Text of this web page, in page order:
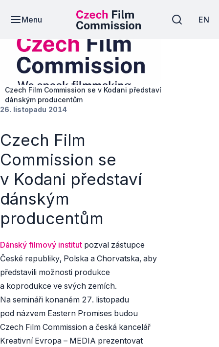
Menu EN
Novinky
Czech Film Commission se v Kodani představí
dánským producentům
26. listopadu 2014
Czech Film
Commission se
v Kodani představí
dánským
producentům
Dánský filmový institut pozval zástupce
České republiky, Polska a Chorvatska, aby
představili možnosti produkce
a koprodukce ve svých zemích.
Na semináři konaném 27. listopadu
pod názvem Eastern Promises budou
Czech Film Commission a česká kancelář
Kreativní Evropa – MEDIA prezentovat